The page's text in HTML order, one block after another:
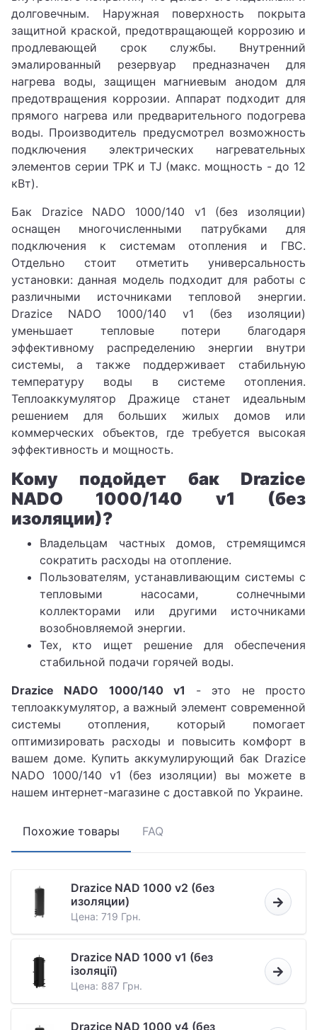
долговечным. Наружная поверхность покрыта
защитной краской, предотвращающей коррозию и
продлевающей срок службы. Внутренний
эмалированный резервуар предназначен для
нагрева воды, защищен магниевым анодом для
предотвращения коррозии. Аппарат подходит для
прямого нагрева или предварительного подогрева
воды. Производитель предусмотрел возможность
подключения электрических нагревательных
элементов серии TPK и TJ (макс. мощность - до 12
кВт).
Бак Drazice NADO 1000/140 v1 (без изоляции)
оснащен многочисленными патрубками для
подключения к системам отопления и ГВС.
Отдельно стоит отметить универсальность
установки: данная модель подходит для работы с
различными источниками тепловой энергии.
Drazice NADO 1000/140 v1 (без изоляции)
уменьшает тепловые потери благодаря
эффективному распределению энергии внутри
системы, а также поддерживает стабильную
температуру воды в системе отопления.
Теплоаккумулятор Дражице станет идеальным
решением для больших жилых домов или
коммерческих объектов, где требуется высокая
эффективность и мощность.
Кому подойдет бак Drazice
NADO 1000/140 v1 (без
изоляции)?
Владельцам частных домов, стремящимся
сократить расходы на отопление.
Пользователям, устанавливающим системы с
тепловыми насосами, солнечными
коллекторами или другими источниками
возобновляемой энергии.
Тех, кто ищет решение для обеспечения
стабильной подачи горячей воды.
Drazice NADO 1000/140 v1 - это не просто
теплоаккумулятор, а важный элемент современной
системы отопления, который помогает
оптимизировать расходы и повысить комфорт в
вашем доме. Купить аккумулирующий бак Drazice
NADO 1000/140 v1 (без изоляции) вы можете в
нашем интернет-магазине с доставкой по Украине.
Похожие товары FAQ
Drazice NAD 1000 v2 (без
изоляции)
Цена: 719 Грн.
Drazice NAD 1000 v1 (без
ізоляції)
Цена: 887 Грн.
Drazice NAD 1000 v4 (без